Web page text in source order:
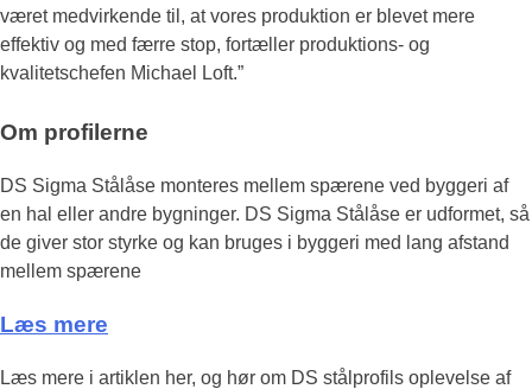
været medvirkende til, at vores produktion er blevet mere
effektiv og med færre stop, fortæller produktions- og
kvalitetschefen Michael Loft.”
Om profilerne
DS Sigma Stålåse monteres mellem spærene ved byggeri af
en hal eller andre bygninger. DS Sigma Stålåse er udformet, så
de giver stor styrke og kan bruges i byggeri med lang afstand
mellem spærene
Læs mere
Læs mere i artiklen her, og hør om DS stålprofils oplevelse af